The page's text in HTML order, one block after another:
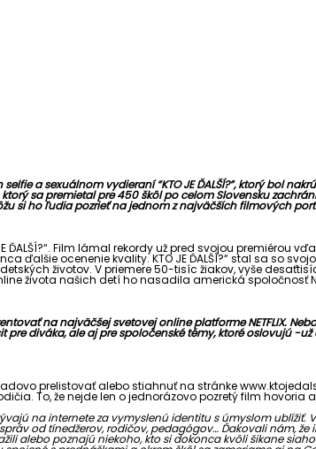
a sexuálnom vydieraní “KTO JE ĎALŠÍ?”, ktorý bol
sa premietal pre 450 škôl po celom Slovensku
ho ľudia pozrieť na jednom z najväčších filmových
Film lámal rekordy už pred svojou premiérou
ďalšie ocenenie kvality. KTO JE ĎALŠÍ?“ stal sa so
životov. V priemere 50-tisíc žiakov, vyše
života našich detí ho nasadila americká spoločnosť
na najväčšej svetovej online platforme NETFLIX.
diváka, ale aj pre spoločenské témy, ktoré oslovujú -už
prelistovať alebo stiahnuť na stránke
To, že nejde len o jednorázovo pozretý film hovoria
na internete za vymyslenú identitu s úmyslom
od tínedžerov, rodičov, pedagógov… Ďakovali nám,
alebo poznajú niekoho, kto si dokonca kvôli šikane